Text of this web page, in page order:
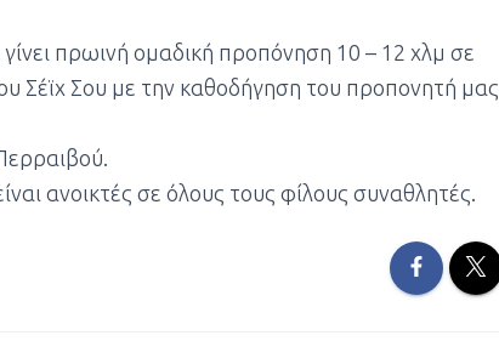
πρωινή ομαδική προπόνηση 10 – 12 χλμ σε
Σέϊχ Σου με την καθοδήγηση του προπονητή μας
ανοικτές σε όλους τους φίλους συναθλητές.